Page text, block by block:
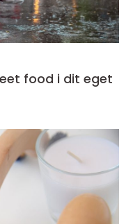
food i dit eget